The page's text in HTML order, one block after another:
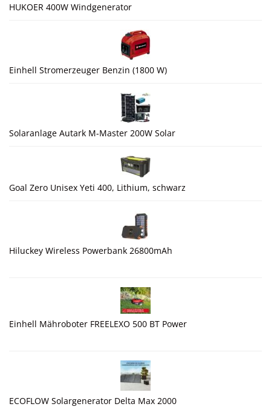
HUKOER 400W Windgenerator
Einhell Stromerzeuger Benzin (1800 W)
Solaranlage Autark M-Master 200W Solar
Goal Zero Unisex Yeti 400, Lithium, schwarz
Hiluckey Wireless Powerbank 26800mAh
Einhell Mähroboter FREELEXO 500 BT Power
ECOFLOW Solargenerator Delta Max 2000